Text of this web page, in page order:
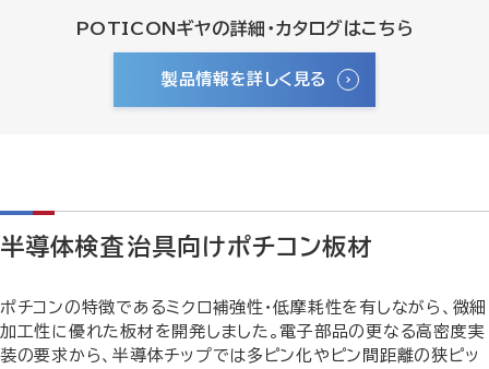
POTICONギヤの詳細・カタログはこちら
製品情報を詳しく見る
半導体検査治具向けポチコン板材
ポチコンの特徴であるミクロ補強性・低摩耗性を有しながら、微細
加工性に優れた板材を開発しました。電子部品の更なる高密度実
装の要求から、半導体チップでは多ピン化やピン間距離の狭ピッ